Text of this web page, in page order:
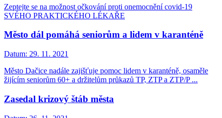
Zeptejte se na možnost očkování proti onemocnění covid-19
SVÉHO PRAKTICKÉHO LÉKAŘE
Město dál pomáhá seniorům a lidem v karanténě
Datum: 29. 11. 2021
Město Dačice nadále zajišťuje pomoc lidem v karanténě, osaměle
žijícím seniorům 60+ a držitelům průkazů TP, ZTP a ZTP/P ...
Zasedal krizový štáb města